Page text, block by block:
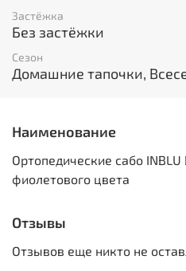
Застёжка
Без застёжки
Сезон
Домашние тапочки,
Наименование
Ортопедические сабо INBLU
фиолетового цвета
Отзывы
Отзывов еще никто не